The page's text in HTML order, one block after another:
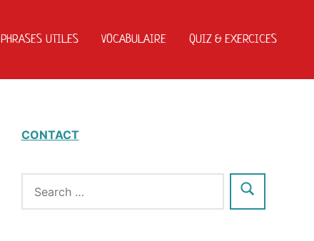
PHRASES UTILES VOCABULAIRE QUIZ & EXERCICES
CONTACT